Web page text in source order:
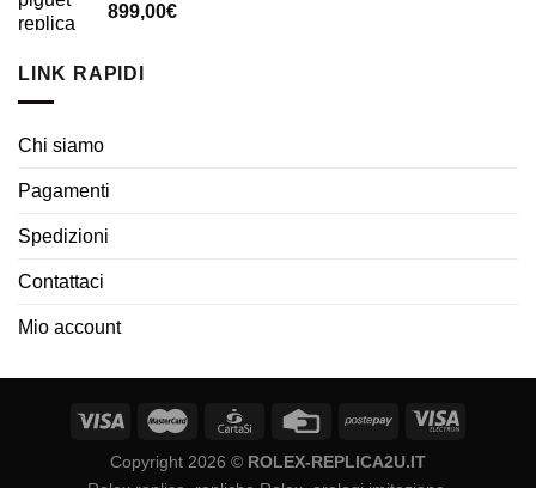
899,00€
LINK RAPIDI
Chi siamo
Pagamenti
Spedizioni
Contattaci
Mio account
Copyright 2026 © ROLEX-REPLICA2U.IT